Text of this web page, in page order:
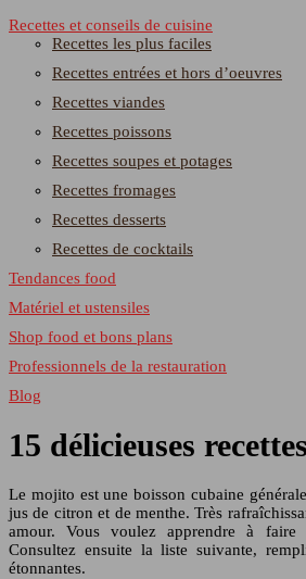
Recettes et conseils de cuisine
Recettes les plus faciles
Recettes entrées et hors d’oeuvres
Recettes viandes
Recettes poissons
Recettes soupes et potages
Recettes fromages
Recettes desserts
Recettes de cocktails
Tendances food
Matériel et ustensiles
Shop food et bons plans
Professionnels de la restauration
Blog
15 délicieuses
Le mojito est une boisson cubaine
jus de citron et de menthe. Très
amour. Vous voulez apprendre à
Consultez ensuite la liste suivante,
étonnantes.